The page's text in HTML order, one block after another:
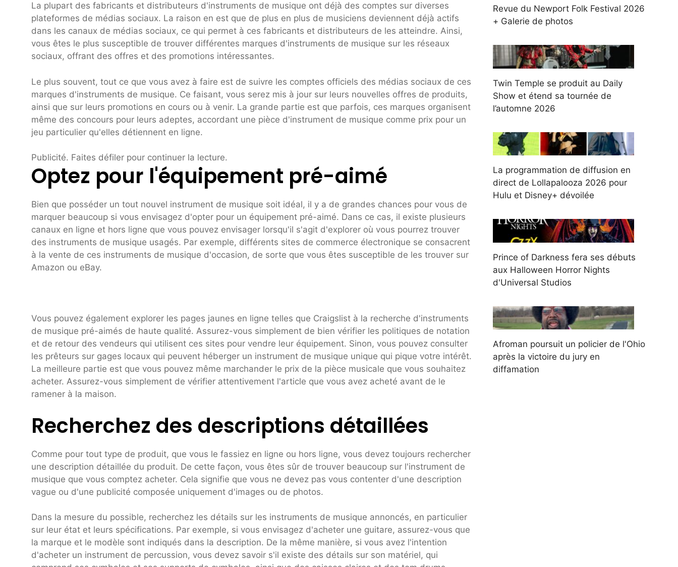
La plupart des fabricants et distributeurs d'instruments de musique ont déjà des comptes sur diverses
plateformes de médias sociaux. La raison en est que de plus en plus de musiciens deviennent déjà actifs
dans les canaux de médias sociaux, ce qui permet à ces fabricants et distributeurs de les atteindre. Ainsi,
vous êtes le plus susceptible de trouver différentes marques d'instruments de musique sur les réseaux
sociaux, offrant des offres et des promotions intéressantes.
Le plus souvent, tout ce que vous avez à faire est de suivre les comptes officiels des médias sociaux de ces
marques d'instruments de musique. Ce faisant, vous serez mis à jour sur leurs nouvelles offres de produits,
ainsi que sur leurs promotions en cours ou à venir. La grande partie est que parfois, ces marques organisent
même des concours pour leurs adeptes, accordant une pièce d'instrument de musique comme prix pour un
jeu particulier qu'elles détiennent en ligne.
Publicité. Faites défiler pour continuer la lecture.
Optez pour l'équipement pré-aimé
Bien que posséder un tout nouvel instrument de musique soit idéal, il y a de grandes chances pour vous de
marquer beaucoup si vous envisagez d'opter pour un équipement pré-aimé. Dans ce cas, il existe plusieurs
canaux en ligne et hors ligne que vous pouvez envisager lorsqu'il s'agit d'explorer où vous pourrez trouver
des instruments de musique usagés. Par exemple, différents sites de commerce électronique se consacrent
à la vente de ces instruments de musique d'occasion, de sorte que vous êtes susceptible de les trouver sur
Amazon ou eBay.
Vous pouvez également explorer les pages jaunes en ligne telles que Craigslist à la recherche d'instruments
de musique pré-aimés de haute qualité. Assurez-vous simplement de bien vérifier les politiques de notation
et de retour des vendeurs qui utilisent ces sites pour vendre leur équipement. Sinon, vous pouvez consulter
les prêteurs sur gages locaux qui peuvent héberger un instrument de musique unique qui pique votre intérêt.
La meilleure partie est que vous pouvez même marchander le prix de la pièce musicale que vous souhaitez
acheter. Assurez-vous simplement de vérifier attentivement l'article que vous avez acheté avant de le
ramener à la maison.
Recherchez des descriptions détaillées
Comme pour tout type de produit, que vous le fassiez en ligne ou hors ligne, vous devez toujours rechercher
une description détaillée du produit. De cette façon, vous êtes sûr de trouver beaucoup sur l'instrument de
musique que vous comptez acheter. Cela signifie que vous ne devez pas vous contenter d'une description
vague ou d'une publicité composée uniquement d'images ou de photos.
Dans la mesure du possible, recherchez les détails sur les instruments de musique annoncés, en particulier
sur leur état et leurs spécifications. Par exemple, si vous envisagez d'acheter une guitare, assurez-vous que
la marque et le modèle sont indiqués dans la description. De la même manière, si vous avez l'intention
d'acheter un instrument de percussion, vous devez savoir s'il existe des détails sur son matériel, qui
Revue du Newport Folk Festival 2026
+ Galerie de photos
Twin Temple se produit au Daily
Show et étend sa tournée de
l’automne 2026
La programmation de diffusion en
direct de Lollapalooza 2026 pour
Hulu et Disney+ dévoilée
Prince of Darkness fera ses débuts
aux Halloween Horror Nights
d'Universal Studios
Afroman poursuit un policier de l'Ohio
après la victoire du jury en
diffamation